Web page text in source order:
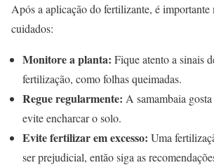
Após a aplicação do fertilizante, é importante
cuidados:
Monitore a planta: Fique atento a sinais
fertilização, como folhas queimadas.
Regue regularmente: A samambaia
evite encharcar o solo.
Evite fertilizar em excesso: Uma
ser prejudicial, então siga as